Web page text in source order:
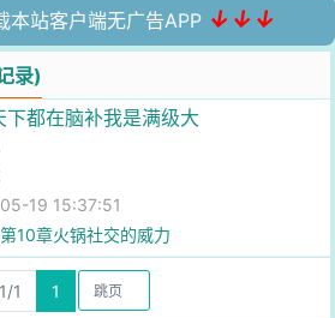
本站客户端无广告APP ↓↓↓
录)
都在脑补我是满级大
19 15:37:51
第10章火锅社交的威力
1/1 1